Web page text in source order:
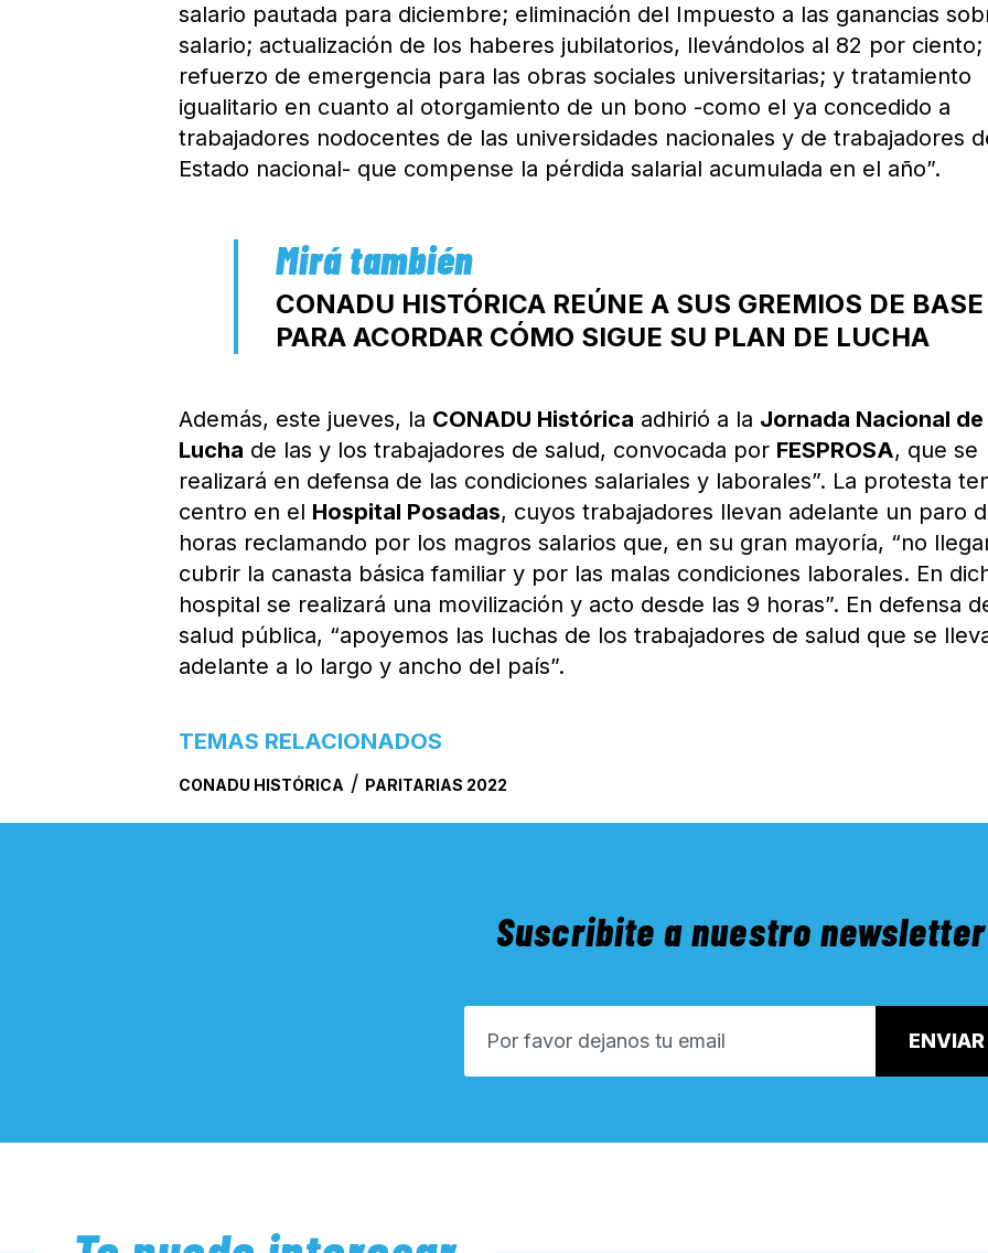
salario pautada para diciembre; eliminación del Impuesto a las ganancias
salario; actualización de los haberes jubilatorios, llevándolos al 82 por ciento;
refuerzo de emergencia para las obras sociales universitarias; y tratamiento
igualitario en cuanto al otorgamiento de un bono -como el ya concedido a
trabajadores nodocentes de las universidades nacionales y de trabajadores
Estado nacional- que compense la pérdida salarial acumulada en el año”.
CONADU HISTÓRICA REÚNE A SUS GREMIOS DE BASE
PARA ACORDAR CÓMO SIGUE SU PLAN DE LUCHA
Además, este jueves, la CONADU Histórica adhirió a la Jornada Nacional de
Lucha de las y los trabajadores de salud, convocada por FESPROSA, que se
realizará en defensa de las condiciones salariales y laborales”. La protesta
centro en el Hospital Posadas, cuyos trabajadores llevan adelante un paro
horas reclamando por los magros salarios que, en su gran mayoría, “no
cubrir la canasta básica familiar y por las malas condiciones laborales. En
hospital se realizará una movilización y acto desde las 9 horas”. En defensa
salud pública, “apoyemos las luchas de los trabajadores de salud que se
adelante a lo largo y ancho del país”.
TEMAS RELACIONADOS
CONADU HISTÓRICA / PARITARIAS 2022
Suscribite a nuestro newsletter